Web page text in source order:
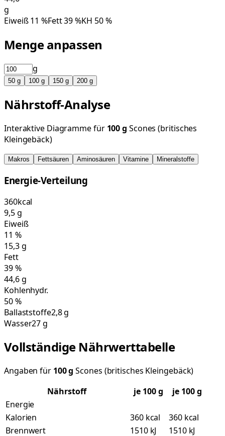
g
Eiweiß11 %Fett39%KH 50%
Menge anpassen
g
50 g 100 g 150 g 200 g
Nährstoff-Analyse
Interaktive Diagramme für 100g Scones (britisches
Kleingebäck)
Makros Fettsäuren Aminosäuren Vitamine Mineralstoffe
Energie-Verteilung
360kcal
9,5g
Eiweiß
11 %
15,3g
Fett
39%
44,6g
Kohlenhydr.
50%
Ballaststoffe2,8 g
Wasser27 g
Vollständige Nährwerttabelle
Angaben für 100g Scones (britisches Kleingebäck)
Nährstoff
je 100g
je 100 g
Energie
Kalorien
360 kcal
360 kcal
Brennwert
1510 kJ 1510 kJ